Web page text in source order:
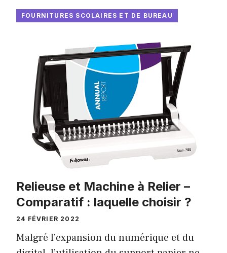
FOURNITURES SCOLAIRES ET DE BUREAU
Relieuse et Machine à Relier –
Comparatif : laquelle choisir ?
24 FÉVRIER 2022
Malgré l’expansion du numérique et du